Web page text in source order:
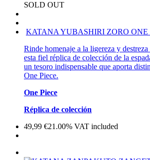
SOLD OUT
KATANA YUBASHIRI ZORO ONE
Rinde homenaje a la ligereza y
esta fiel réplica de colección de la
un tesoro indispensable que aporta
One Piece.
One Piece
Réplica de colección
49,99 €21.00% VAT included